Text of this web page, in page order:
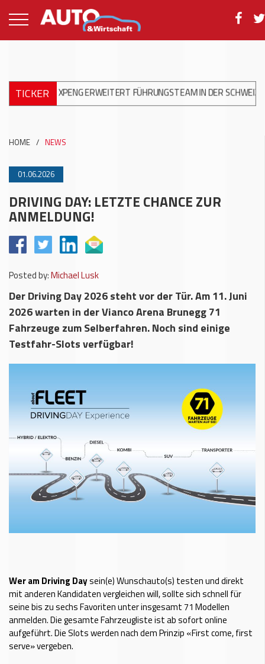
TICKER
+++ XPENG ERWEITERT FÜHRUNGSTEAM IN DER SCHWEIZ +++
HOME / NEWS
01.06.2026
DRIVING DAY: LETZTE CHANCE ZUR
ANMELDUNG!
Posted by:Michael Lusk
Der Driving Day 2026 steht vor der Tür. Am 11. Juni
2026 warten in der Vianco Arena Brunegg 71
Fahrzeuge zum Selberfahren. Noch sind einige
Testfahr-Slots verfügbar!
Wer am Driving Daysein(e) Wunschauto(s) testen und direkt
mit anderen Kandidaten vergleichen will, sollte sich schnell für
seine bis zu sechs Favoriten unter insgesamt 71 Modellen
anmelden. Die gesamte Fahrzeugliste ist ab sofort online
aufgeführt. Die Slots werden nach dem Prinzip «First come, first
serve» vergeben.